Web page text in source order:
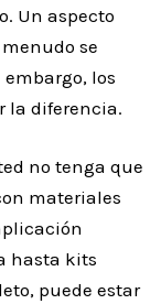
Un aspecto
se
los
la diferencia.
no tenga que
materiales
hasta kits
puede estar